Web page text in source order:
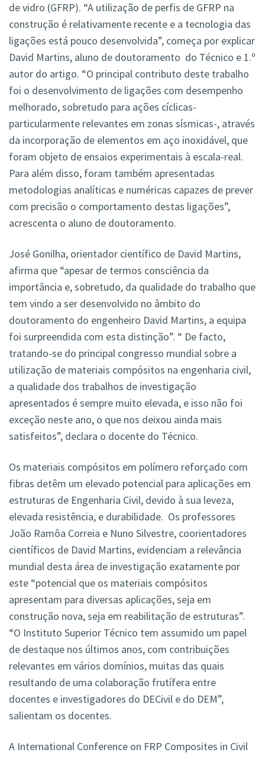
de vidro (GFRP). “A utilização de perfis de GFRP na
construção é relativamente recente e a tecnologia das
ligações está pouco desenvolvida”, começa por explicar
David Martins, aluno de doutoramento do Técnico e 1.º
autor do artigo. “O principal contributo deste trabalho
foi o desenvolvimento de ligações com desempenho
melhorado, sobretudo para ações cíclicas-
particularmente relevantes em zonas sísmicas-, através
da incorporação de elementos em aço inoxidável, que
foram objeto de ensaios experimentais à escala-real.
Para além disso, foram também apresentadas
metodologias analíticas e numéricas capazes de prever
com precisão o comportamento destas ligações”,
acrescenta o aluno de doutoramento.
José Gonilha, orientador científico de David Martins,
afirma que “apesar de termos consciência da
importância e, sobretudo, da qualidade do trabalho que
tem vindo a ser desenvolvido no âmbito do
doutoramento do engenheiro David Martins, a equipa
foi surpreendida com esta distinção”. “ De facto,
tratando-se do principal congresso mundial sobre a
utilização de materiais compósitos na engenharia civil,
a qualidade dos trabalhos de investigação
apresentados é sempre muito elevada, e isso não foi
exceção neste ano, o que nos deixou ainda mais
satisfeitos”, declara o docente do Técnico.
Os materiais compósitos em polímero reforçado com
fibras detêm um elevado potencial para aplicações em
estruturas de Engenharia Civil, devido à sua leveza,
elevada resistência, e durabilidade. Os professores
João Ramôa Correia e Nuno Silvestre, coorientadores
científicos de David Martins, evidenciam a relevância
mundial desta área de investigação exatamente por
este “potencial que os materiais compósitos
apresentam para diversas aplicações, seja em
construção nova, seja em reabilitação de estruturas”.
“O Instituto Superior Técnico tem assumido um papel
de destaque nos últimos anos, com contribuições
relevantes em vários domínios, muitas das quais
resultando de uma colaboração frutífera entre
docentes e investigadores do DECivil e do DEM”,
salientam os docentes.
A International Conference on FRP Composites in Civil